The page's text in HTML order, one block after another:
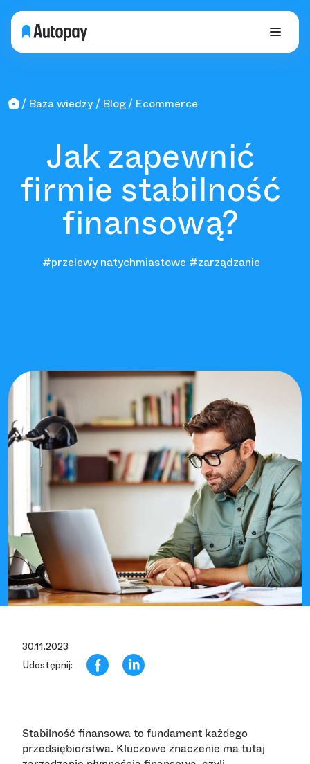
Baza wiedzy Blog Ecommerce
Jak zapewnić
firmie stabilność
finansową?
#przelewy natychmiastowe #zarządzanie
30.11.2023
Udostępnij:
Stabilność finansowa to fundament każdego
przedsiębiorstwa. Kluczowe znaczenie ma tutaj